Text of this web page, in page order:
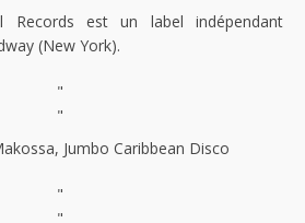
Records est un label indépendant
(New York).
"
"
Jumbo Caribbean Disco
"
"